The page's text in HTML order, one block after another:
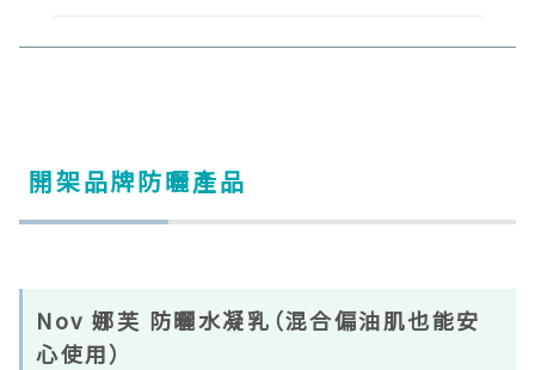
開架品牌防曬產品
Nov 娜芙 防曬水凝乳（混合偏油肌也能安
心使用）